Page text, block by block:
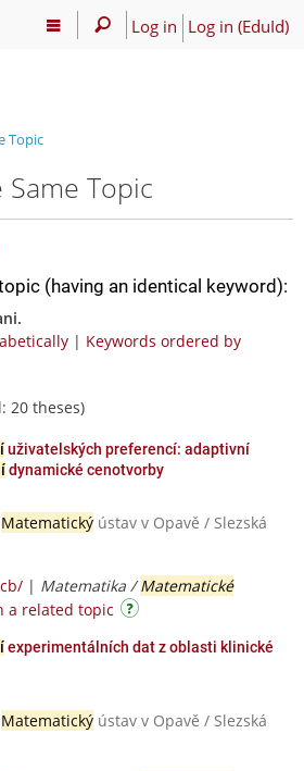
Log in Log in (EduId)
Topic
Topic
(having an identical keyword):
| Keywords ordered by
20 theses)
uživatelských preferencí: adaptivní
dynamické cenotvorby
Matematický ústav v Opavě / Slezská
| Matematika /Matematické
a related topic
experimentálních dat z oblasti klinické
Matematický ústav v Opavě / Slezská